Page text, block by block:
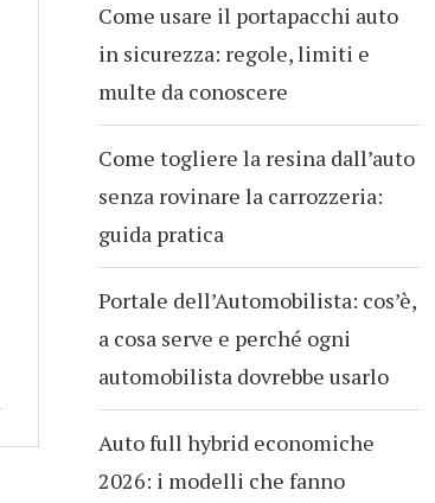
Come usare il portapacchi auto
in sicurezza: regole, limiti e
multe da conoscere
Come togliere la resina dall’auto
senza rovinare la carrozzeria:
guida pratica
Portale dell’Automobilista: cos’è,
a cosa serve e perché ogni
automobilista dovrebbe usarlo
Auto full hybrid economiche
2026: i modelli che fanno